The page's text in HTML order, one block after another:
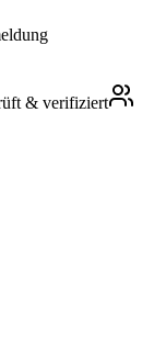
& verifiziert